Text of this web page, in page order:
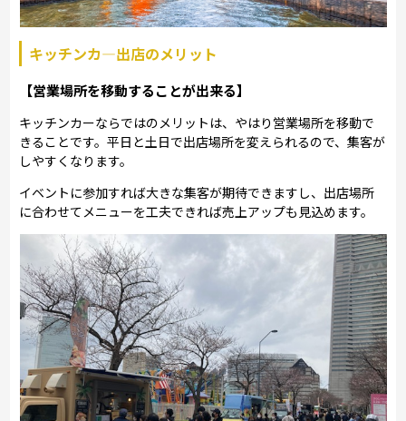
キッチンカ―出店のメリット
【営業場所を移動することが出来る】
キッチンカーならではのメリットは、やはり営業場所を移動で
きることです。平日と土日で出店場所を変えられるので、集客が
しやすくなります。
イベントに参加すれば大きな集客が期待できますし、出店場所
に合わせてメニューを工夫できれば売上アップも見込めます。